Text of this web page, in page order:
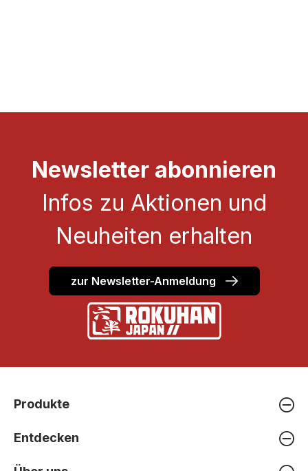
Newsletter abonnieren
Infos zu Aktionen und
Neuheiten erhalten
zur Newsletter-Anmeldung
Produkte
Entdecken